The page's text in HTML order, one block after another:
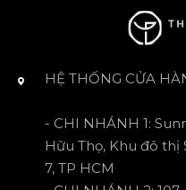
HỆ THỐNG CỬA
- CHI NHÁNH 1:
Hữu Thọ, Khu đô thị
7, TP HCM